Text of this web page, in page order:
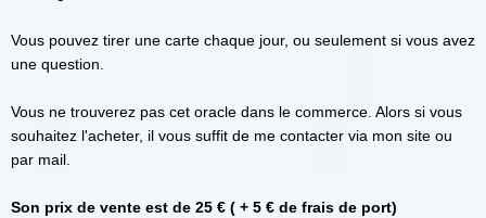
Vous pouvez tirer une carte chaque jour, ou seulement si vous avez
une question.
Vous ne trouverez pas cet oracle dans le commerce. Alors si vous
souhaitez l'acheter, il vous suffit de me contacter via mon site ou
par mail.
Son prix de vente est de 25 € ( + 5 € de frais de port)